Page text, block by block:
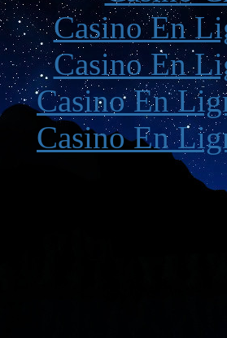
Casino En
Casino En
Casino En
Casino En